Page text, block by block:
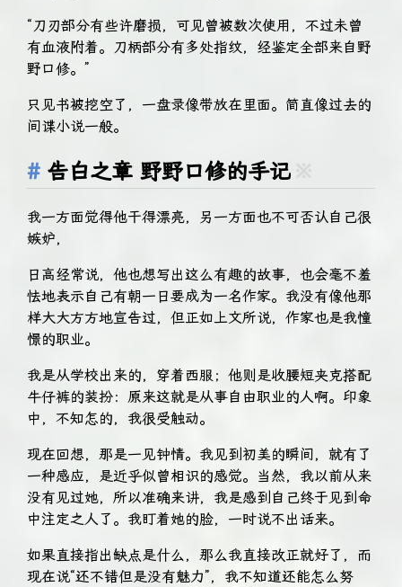
“刀刃部分有些许磨损，可见曾被数次使用，不过未曾
有血液附着。刀柄部分有多处指纹，经鉴定全部来自野
野口修。”
只见书被挖空了，一盘录像带放在里面。简直像过去的
间谍小说一般。
告白之章 野野口修的手记
我一方面觉得他干得漂亮，另一方面也不可否认自己很
嫉妒，
日高经常说，他也想写出这么有趣的故事，也会毫不羞
怯地表示自己有朝一日要成为一名作家。我没有像他那
样大大方方地宣告过，但正如上文所说，作家也是我憧
憬的职业。
我是从学校出来的，穿着西服；他则是收腰短夹克搭配
牛仔裤的装扮：原来这就是从事自由职业的人啊。印象
中，不知怎的，我很受触动。
现在回想，那是一见钟情。我见到初美的瞬间，就有了
一种感应，是近乎似曾相识的感觉。当然，我以前从来
没有见过她，所以准确来讲，我是感到自己终于见到命
中注定之人了。我盯着她的脸，一时说不出话来。
如果直接指出缺点是什么，那么我直接改正就好了，而
现在说“还不错但是没有魅力”，我不知道还能怎么努